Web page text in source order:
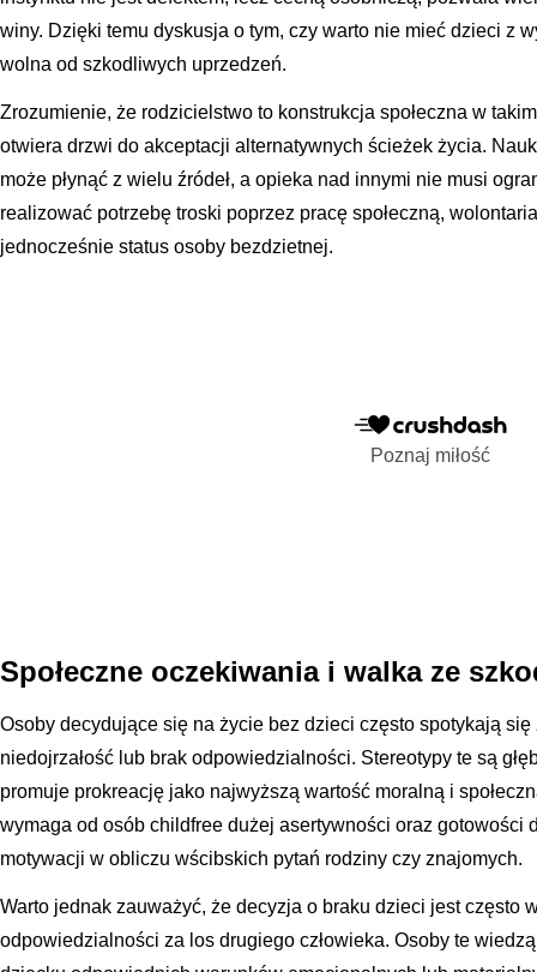
winy. Dzięki temu dyskusja o tym, czy warto nie mieć dzieci z
wolna od szkodliwych uprzedzeń.
Zrozumienie, że rodzicielstwo to konstrukcja społeczna w
otwiera drzwi do akceptacji alternatywnych ścieżek życia.
może płynąć z wielu źródeł, a opieka nad innymi nie musi
realizować potrzebę troski poprzez pracę społeczną,
jednocześnie status osoby bezdzietnej.
Poznaj miłość
Społeczne oczekiwania i walka ze
Osoby decydujące się na życie bez dzieci często spotykają
niedojrzałość lub brak odpowiedzialności. Stereotypy te są
promuje prokreację jako najwyższą wartość moralną i
wymaga od osób childfree dużej asertywności oraz gotowości
motywacji w obliczu wścibskich pytań rodziny czy znajomych.
Warto jednak zauważyć, że decyzja o braku dzieci jest często
odpowiedzialności za los drugiego człowieka. Osoby te